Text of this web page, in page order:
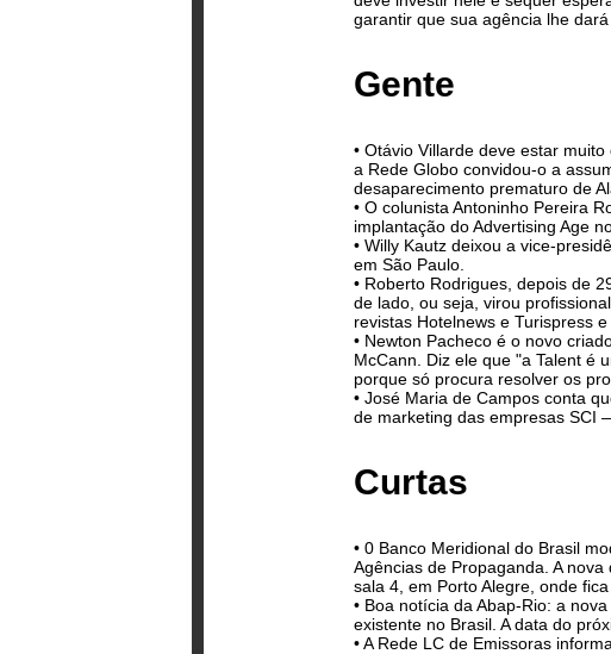
garantir que sua agência lhe
Gente
• Otávio Villarde deve estar
a Rede Globo convidou-o a
desaparecimento prematuro de
• O colunista Antoninho Pereira
implantação do Advertising Age
• Willy Kautz deixou a vice-
em São Paulo.
• Roberto Rodrigues, depois de
de lado, ou seja, virou
revistas Hotelnews e Turispress
• Newton Pacheco é o novo
McCann. Diz ele que "a Talent é
porque só procura resolver os
• José Maria de Campos conta
de marketing das empresas SCI
Curtas
• 0 Banco Meridional do Brasil
Agências de Propaganda. A
sala 4, em Porto Alegre, onde
• Boa notícia da Abap-Rio: a
existente no Brasil. A data do
• A Rede LC de Emissoras